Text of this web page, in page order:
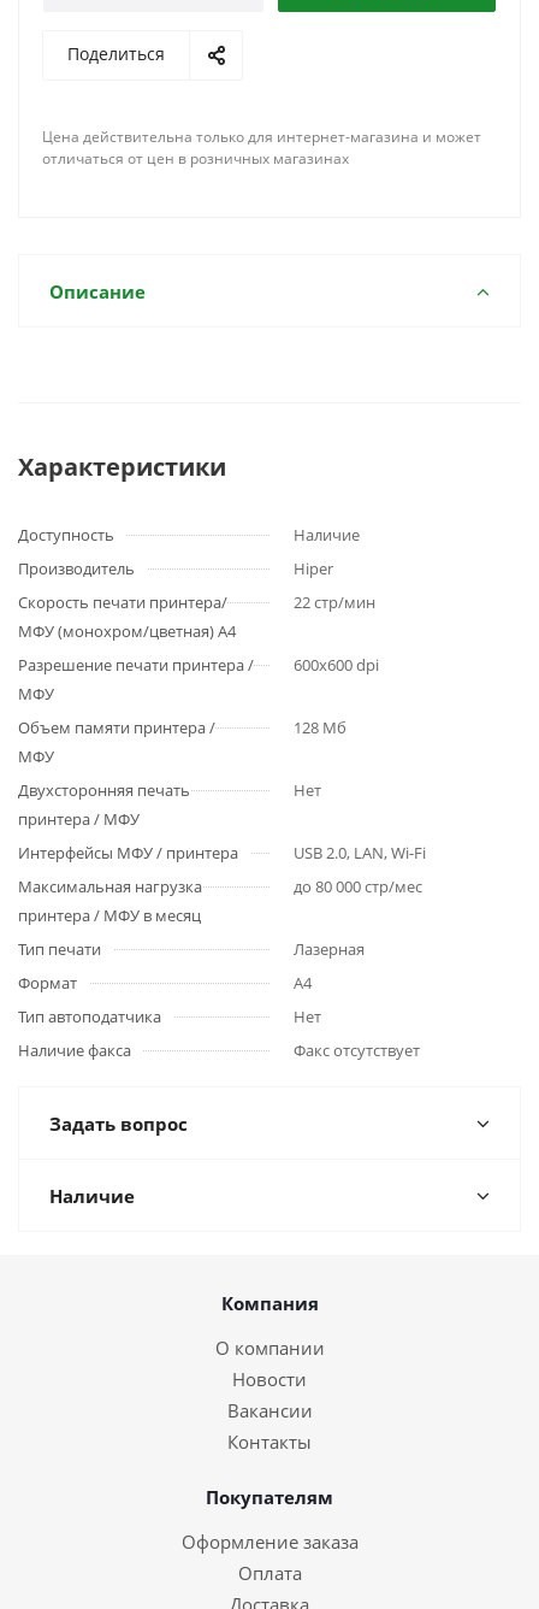
Поделиться
Цена действительна только для интернет-магазина и может
отличаться от цен в розничных магазинах
Описание
Характеристики
Доступность
Наличие
Производитель
Hiper
Скорость печати принтера/
МФУ (монохром/цветная) А4
22 стр/мин
Разрешение печати принтера /
МФУ
600x600 dpi
Объем памяти принтера /
МФУ
128 Мб
Двухсторонняя печать
принтера / МФУ
Нет
Интерфейсы МФУ / принтера
USB 2.0, LAN, Wi-Fi
Максимальная нагрузка
принтера / МФУ в месяц
до 80 000 стр/мес
Тип печати
Лазерная
Формат
A4
Тип автоподатчика
Нет
Наличие факса
Факс отсутствует
Задать вопрос
Наличие
Компания
О компании
Новости
Вакансии
Контакты
Покупателям
Оформление заказа
Оплата
Доставка